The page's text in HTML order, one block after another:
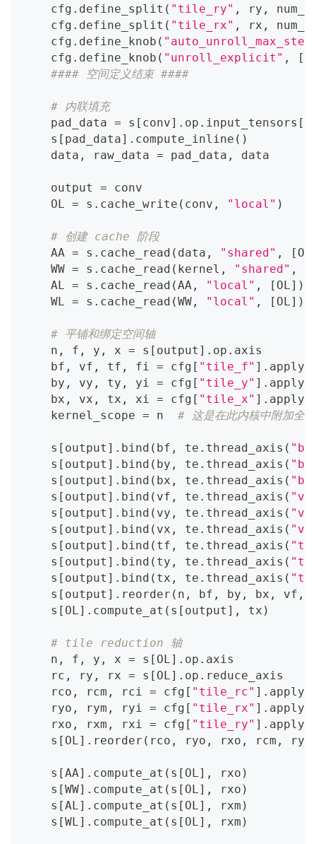
    cfg
. define_split ( "tile_ry" , ry ,
    cfg
. define_split ( "tile_rx" , rx ,
    cfg
. define_knob (
    cfg
. define_knob ( "unroll_explicit" , [
#### 空间定义结束 ####
# 内联填充
    pad_data
= s [ conv] . op . input_tensors [
    s
[ pad_data] . compute_inline ( )
    data
, raw_data = pad_data , data
    output
= conv
    OL
= s . cache_write ( conv , "local" )
# 创建 cache 阶段
    AA
= s . cache_read ( data , "shared" , [ OL
    WW
= s . cache_read ( kernel , "shared" ,
    AL
= s . cache_read (AA , "local" , [ OL ] )
    WL
= s . cache_read (WW , "local" , [ OL ] )
# 平铺和绑定空间轴
    n
, f , y , x = s [ output ] . op . axis
    bf
, vf , tf , fi = cfg [ "tile_f" ] . apply
    by
, vy , ty , yi = cfg [ "tile_y" ] . apply
    bx
, vx , tx , xi = cfg [ "tile_x" ] . apply
    kernel_scope
= n # 这是在此内核中附加全
    s
[ output ] . bind ( bf , te . thread_axis (
    s
[ output ] . bind ( by , te . thread_axis (
    s
[ output ] . bind ( bx , te . thread_axis (
    s
[ output ] . bind ( vf , te . thread_axis (
    s
[ output ] . bind ( vy , te . thread_axis (
    s
[ output ] . bind ( vx , te . thread_axis (
    s
[ output ] . bind ( tf , te . thread_axis (
    s
[ output ] . bind ( ty , te . thread_axis (
    s
[ output ] . bind ( tx , te . thread_axis (
    s
[ output ] . reorder ( n , bf , by , bx , vf ,
    s
[ OL ] . compute_at ( s [ output ] , tx )
# tile reduction 轴
    n
, f , y , x = s [ OL ] . op . axis
    rc
, ry , rx = s [ OL ] . op . reduce_axis
    rco
, rcm , rci = cfg [ "tile_rc" ] . apply
    ryo
, rym , ryi = cfg [ "tile_rx" ] . apply
    rxo
, rxm , rxi = cfg [ "tile_ry" ] . apply
    s
[ OL ] . reorder ( rco , ryo , rxo , rcm , rym
    s
[AA] . compute_at ( s [ OL ] , rxo )
    s
[WW] . compute_at ( s [ OL ] , rxo )
    s
[AL ] . compute_at ( s [ OL ] , rxm )
    s
[WL ] . compute_at ( s [ OL ] , rxm )